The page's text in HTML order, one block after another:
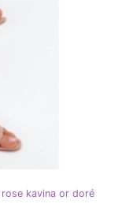
kavina or doré